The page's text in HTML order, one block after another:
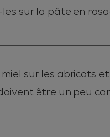
les sur la pâte en
miel sur les abricots
être un peu